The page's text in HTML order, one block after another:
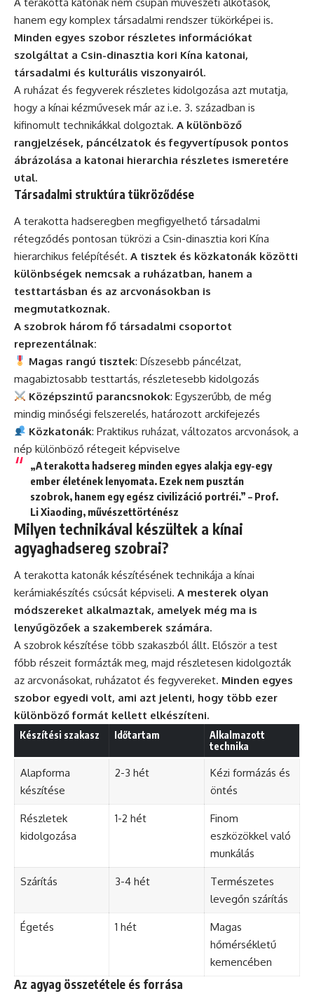
hanem egy komplex társadalmi rendszer tükörképei is.
Minden egyes szobor részletes információkat
szolgáltat a Csin-dinasztia kori Kína katonai,
társadalmi és kulturális viszonyairól.
A ruházat és fegyverek részletes kidolgozása azt mutatja,
hogy a kínai kézművesek már az i.e. 3. században is
kifinomult technikákkal dolgoztak. A különböző
rangjelzések, páncélzatok és fegyvertípusok pontos
ábrázolása a katonai hierarchia részletes ismeretére
utal.
Társadalmi struktúra tükröződése
A terakotta hadseregben megfigyelhető társadalmi
rétegződés pontosan tükrözi a Csin-dinasztia kori Kína
hierarchikus felépítését. A tisztek és közkatonák közötti
különbségek nemcsak a ruházatban, hanem a
testtartásban és az arcvonásokban is
megmutatkoznak.
A szobrok három fő társadalmi csoportot
reprezentálnak:
Magas rangú tisztek: Díszesebb páncélzat,
magabiztosabb testtartás, részletesebb kidolgozás
Középszintű parancsnokok: Egyszerűbb, de még
mindig minőségi felszerelés, határozott arckifejezés
Közkatonák: Praktikus ruházat, változatos arcvonások, a
nép különböző rétegeit képviselve
„A terakotta hadsereg minden egyes alakja egy-egy
ember életének lenyomata. Ezek nem pusztán
szobrok, hanem egy egész civilizáció portréi.” – Prof.
Li Xiaoding, művészettörténész
Milyen technikával készültek a kínai
agyaghadsereg szobrai?
A terakotta katonák készítésének technikája a kínai
kerámiakészítés csúcsát képviseli. A mesterek olyan
módszereket alkalmaztak, amelyek még ma is
lenyűgözőek a szakemberek számára.
A szobrok készítése több szakaszból állt. Először a test
főbb részeit formázták meg, majd részletesen kidolgozták
az arcvonásokat, ruházatot és fegyvereket. Minden egyes
szobor egyedi volt, ami azt jelenti, hogy több ezer
különböző formát kellett elkészíteni.
Készítési szakasz Időtartam
Alkalmazott
technika
Alapforma
készítése
2-3 hét
Kézi formázás és
öntés
Részletek
kidolgozása
1-2 hét
Finom
eszközökkel való
munkálás
Szárítás 3-4 hét
Természetes
levegőn szárítás
Égetés 1 hét
Magas
hőmérsékletű
kemencében
Az agyag összetétele és forrása